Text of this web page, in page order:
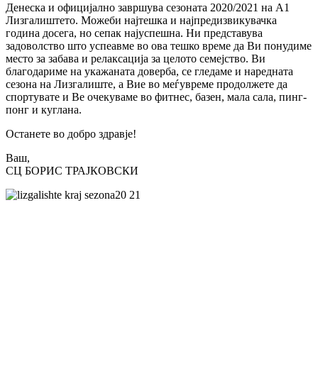
Денеска и официјално завршува сезоната 2020/2021 на А1
Лизгалиштето. Можеби најтешка и најпредизвикувачка
година досега, но сепак најуспешна. Ни представува
задоволство што успеавме во ова тешко време да Ви понудиме
место за забава и релаксација за целото семејство. Ви
благодариме на укажаната доверба, се гледаме и наредната
сезона на Лизгалиште, а Вие во меѓувреме продолжете да
спортувате и Ве очекуваме во фитнес, базен, мала сала, пинг-
понг и куглана.
Останете во добро здравје!
Ваш,
СЦ БОРИС ТРАЈКОВСКИ